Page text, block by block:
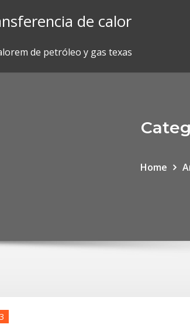
de calor
de petróleo y gas texas
Home